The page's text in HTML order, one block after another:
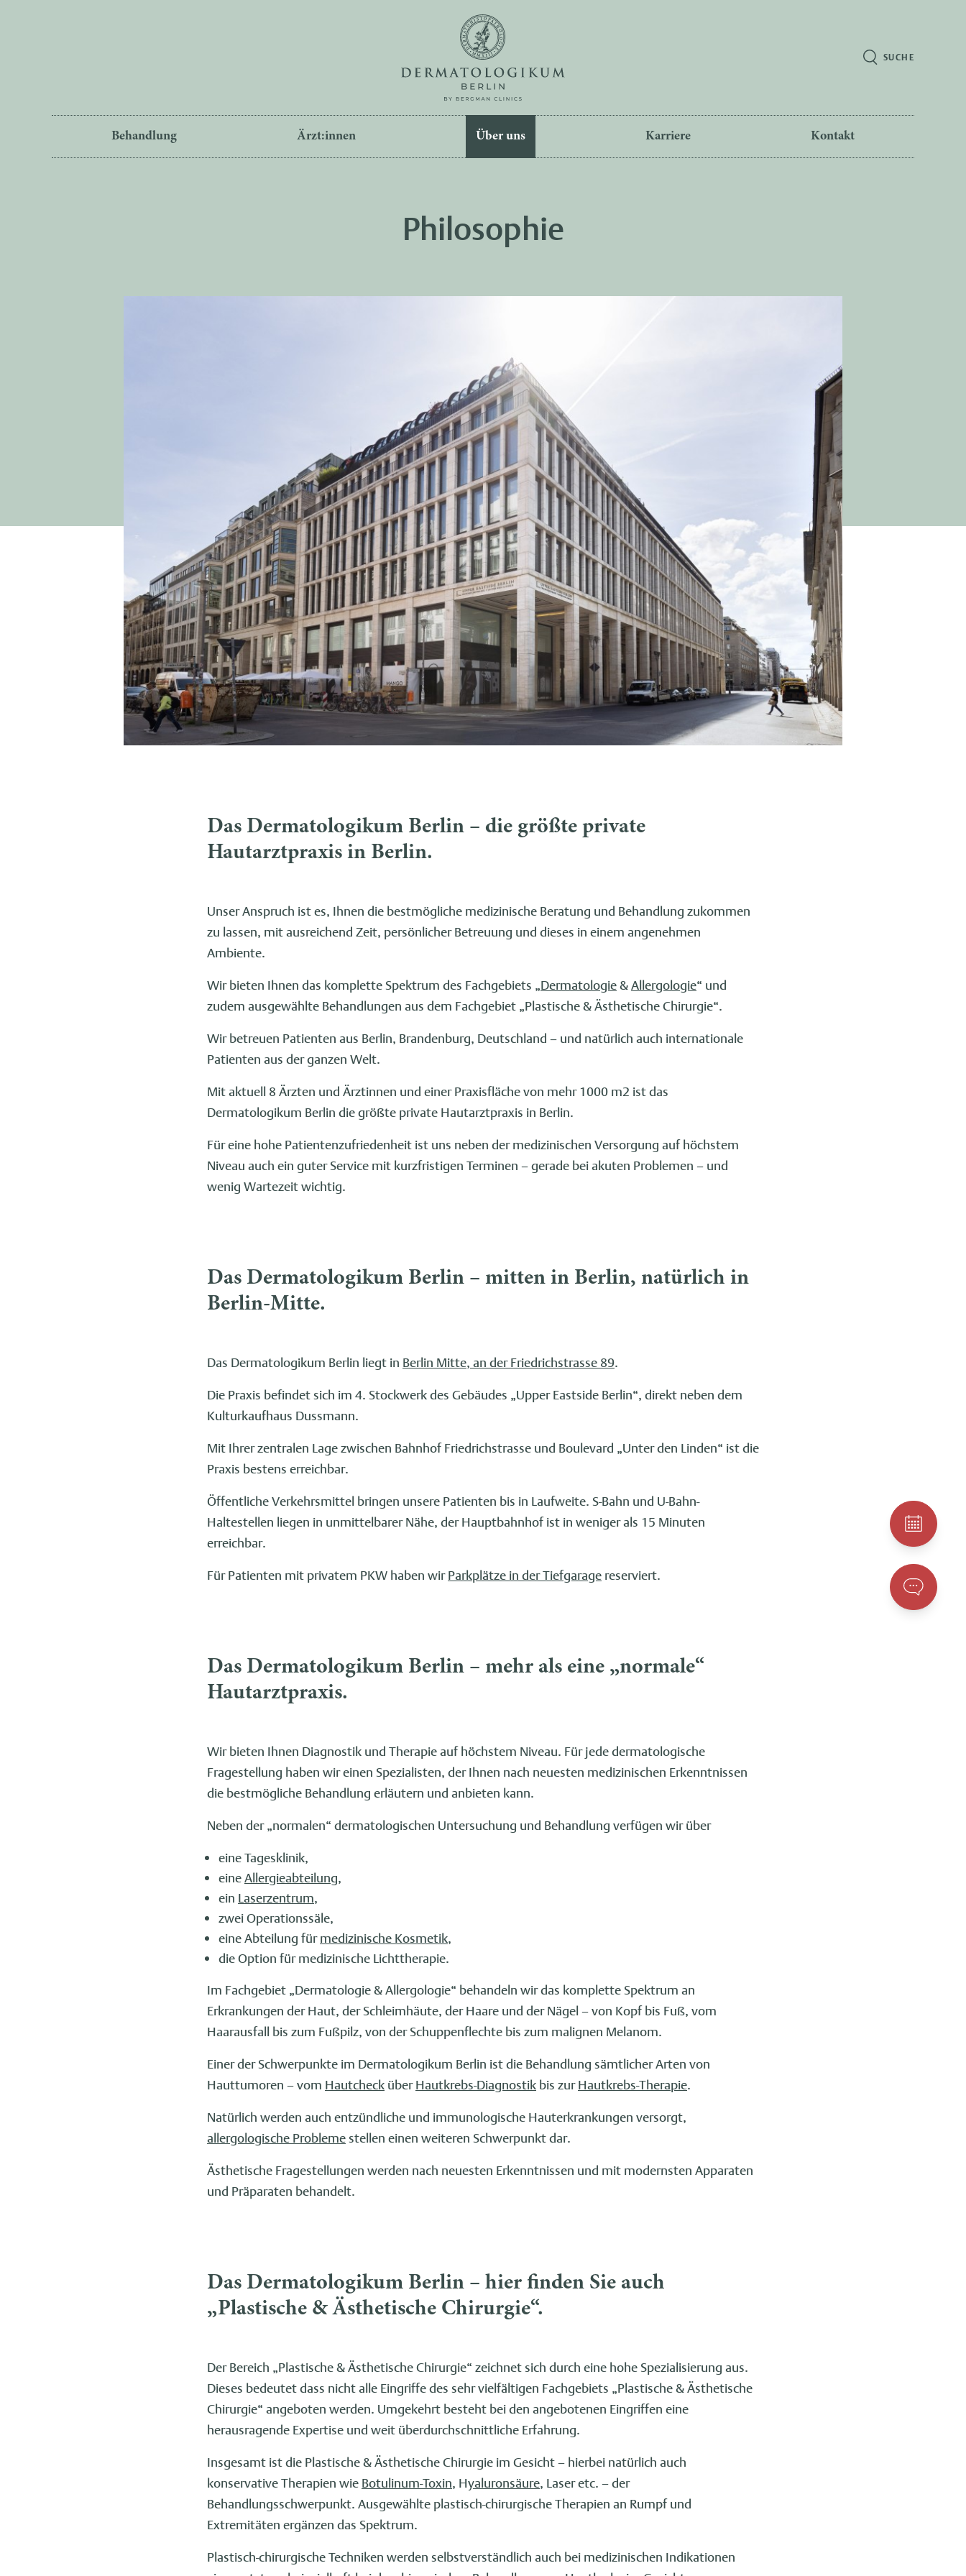
SUCHE
Behandlung Ärzt:innen Über uns Karriere Kontakt
Philosophie
Das Dermatologikum Berlin – die größte private
Hautarztpraxis in Berlin.
Unser Anspruch ist es, Ihnen die bestmögliche medizinische Beratung und Behandlung zukommen
zu lassen, mit ausreichend Zeit, persönlicher Betreuung und dieses in einem angenehmen
Ambiente.
Wir bieten Ihnen das komplette Spektrum des Fachgebiets „Dermatologie&Allergologie“ und
zudem ausgewählte Behandlungen aus dem Fachgebiet „Plastische & Ästhetische Chirurgie“.
Wir betreuen Patienten aus Berlin, Brandenburg, Deutschland – und natürlich auch internationale
Patienten aus der ganzen Welt.
Mit aktuell 8 Ärzten und Ärztinnen und einer Praxisfläche von mehr 1000 m2 ist das
Dermatologikum Berlin die größte private Hautarztpraxis in Berlin.
Für eine hohe Patientenzufriedenheit ist uns neben der medizinischen Versorgung auf höchstem
Niveau auch ein guter Service mit kurzfristigen Terminen – gerade bei akuten Problemen – und
wenig Wartezeit wichtig.
Das Dermatologikum Berlin – mitten in Berlin, natürlich in
Berlin-Mitte.
Das Dermatologikum Berlin liegt in Berlin Mitte, an der Friedrichstrasse 89.
Die Praxis befindet sich im 4. Stockwerk des Gebäudes „Upper Eastside Berlin“, direkt neben dem
Kulturkaufhaus Dussmann.
Mit Ihrer zentralen Lage zwischen Bahnhof Friedrichstrasse und Boulevard „Unter den Linden“ ist die
Praxis bestens erreichbar.
Öffentliche Verkehrsmittel bringen unsere Patienten bis in Laufweite. S-Bahn und U-Bahn-
Haltestellen liegen in unmittelbarer Nähe, der Hauptbahnhof ist in weniger als 15 Minuten
erreichbar.
Für Patienten mit privatem PKW haben wirParkplätze in der Tiefgarage reserviert.
Das Dermatologikum Berlin – mehr als eine „normale“
Hautarztpraxis.
Wir bieten Ihnen Diagnostik und Therapie auf höchstem Niveau. Für jede dermatologische
Fragestellung haben wir einen Spezialisten, der Ihnen nach neuesten medizinischen Erkenntnissen
die bestmögliche Behandlung erläutern und anbieten kann.
Neben der „normalen“ dermatologischen Untersuchung und Behandlung verfügen wir über
eine Tagesklinik,
eineAllergieabteilung,
ein Laserzentrum,
zwei Operationssäle,
eine Abteilung fürmedizinische Kosmetik,
die Option für medizinische Lichttherapie.
Im Fachgebiet „Dermatologie & Allergologie“ behandeln wir das komplette Spektrum an
Erkrankungen der Haut, der Schleimhäute, der Haare und der Nägel – von Kopf bis Fuß, vom
Haarausfall bis zum Fußpilz, von der Schuppenflechte bis zum malignen Melanom.
Einer der Schwerpunkte im Dermatologikum Berlin ist die Behandlung sämtlicher Arten von
Hauttumoren – vom Hautcheck überHautkrebs-Diagnostik bis zurHautkrebs-Therapie.
Natürlich werden auch entzündliche und immunologische Hauterkrankungen versorgt,
allergologische Probleme stellen einen weiteren Schwerpunkt dar.
Ästhetische Fragestellungen werden nach neuesten Erkenntnissen und mit modernsten Apparaten
und Präparaten behandelt.
Das Dermatologikum Berlin – hier finden Sie auch
„Plastische & Ästhetische Chirurgie“.
Der Bereich „Plastische & Ästhetische Chirurgie“ zeichnet sich durch eine hohe Spezialisierung aus.
Dieses bedeutet dass nicht alle Eingriffe des sehr vielfältigen Fachgebiets „Plastische & Ästhetische
Chirurgie“ angeboten werden. Umgekehrt besteht bei den angebotenen Eingriffen eine
herausragende Expertise und weit überdurchschnittliche Erfahrung.
Insgesamt ist die Plastische & Ästhetische Chirurgie im Gesicht – hierbei natürlich auch
konservative Therapien wie Botulinum-Toxin, Hyaluronsäure, Laser etc. – der
Behandlungsschwerpunkt. Ausgewählte plastisch-chirurgische Therapien an Rumpf und
Extremitäten ergänzen das Spektrum.
Plastisch-chirurgische Techniken werden selbstverständlich auch bei medizinischen Indikationen